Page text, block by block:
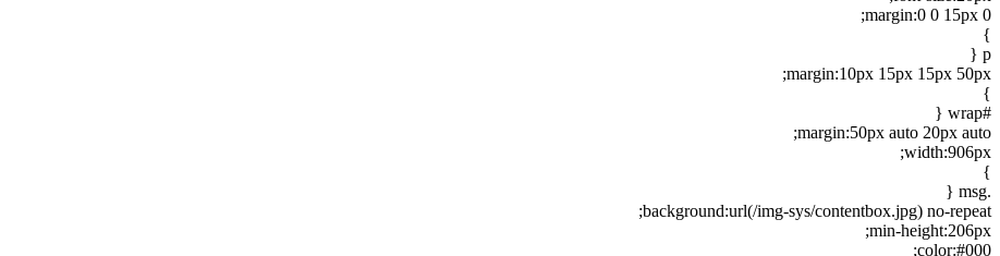
margin:0 0 15px 0;
}
p {
margin:10px 15px 15px 50px;
}
#wrap {
margin:50px auto 20px auto;
width:906px;
}
.msg {
background:url(/img-sys/contentbox.jpg) no-repeat;
min-height:206px;
color:#000;